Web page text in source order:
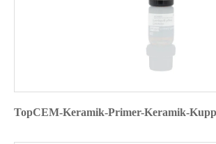
TopCEM-Keramik-Primer-Keramik-